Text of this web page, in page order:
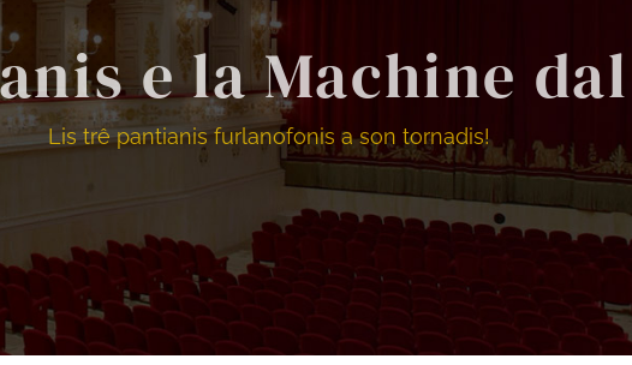
e la Machine
Lis trê pantianis furlanofonis a son tornadis!